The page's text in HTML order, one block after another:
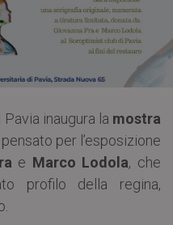
inaugura la mostra
per l’esposizione
e Marco Lodola, che
profilo della regina,